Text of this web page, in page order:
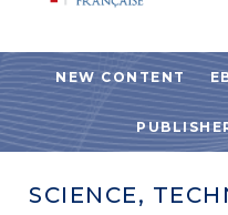
NEW CONTENT
SCIENCE,